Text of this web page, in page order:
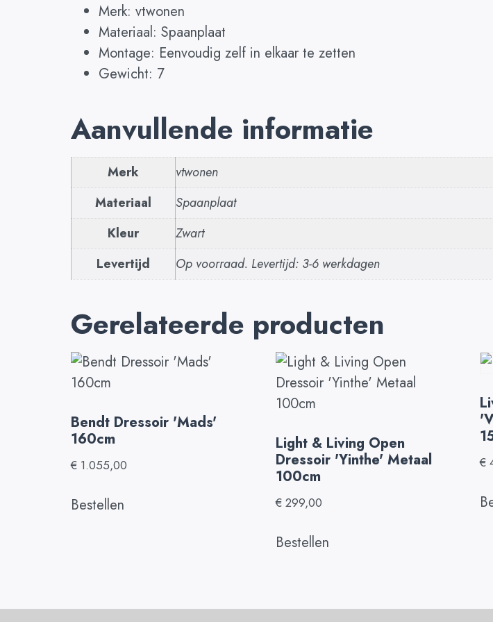
Merk: vtwonen
Materiaal: Spaanplaat
Montage: Eenvoudig zelf in elkaar te zetten
Gewicht: 7
Aanvullende informatie
Merk
vtwonen
Materiaal
Spaanplaat
Kleur
Zwart
Levertijd
Op voorraad. Levertijd: 3-6 werkdagen
Gerelateerde producten
Bendt Dressoir 'Mads'
160cm
€ 1.055,00
Bestellen
Light & Living Open
Dressoir 'Yinthe' Metaal
100cm
€299,00
Bestellen
€